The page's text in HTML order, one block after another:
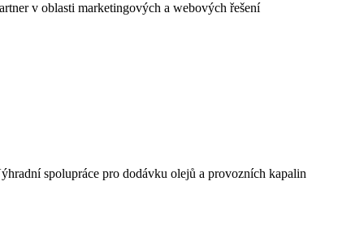
v oblasti marketingových a webových řešení
spolupráce pro dodávku olejů a provozních kapalin